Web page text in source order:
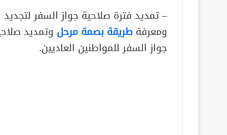
– تمديد فترة صلاحية جواز السفر لتجديد
ومعرفةطريقة بصمة مرحل وتمديد
جواز السفر للمواطنين العاديين.